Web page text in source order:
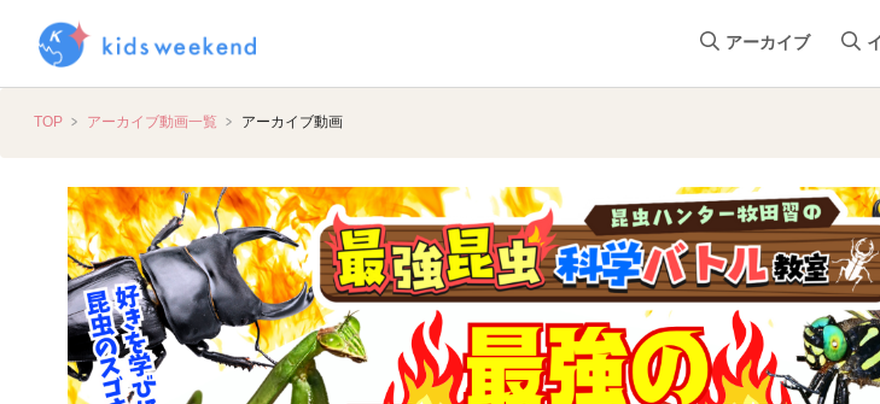
アーカイブ
TOP アーカイブ動画一覧 アーカイブ動画